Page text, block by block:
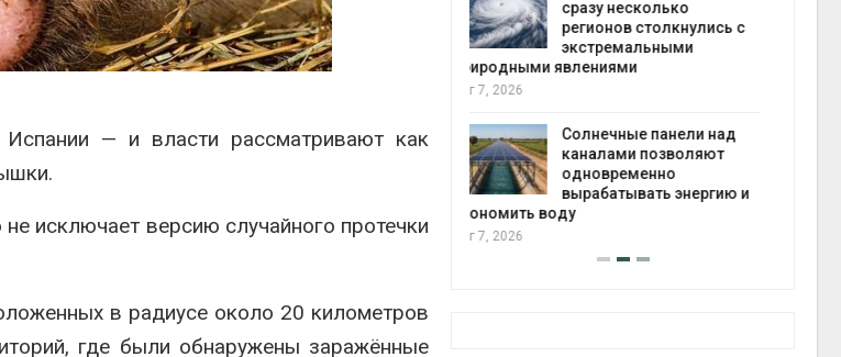
— и власти рассматривают как
исключает версию случайного протечки
в радиусе около 20 километров
где были обнаружены заражённые
миграцией
сбор
сразу несколько
регионов столкнулись с
экстремальными
природными явлениями
Солнечные панели над
каналами позволяют
Авг 7, 2026
вторсырья
Авг 6, 2026
Учёные предложили
ветра
Авг 6, 2026